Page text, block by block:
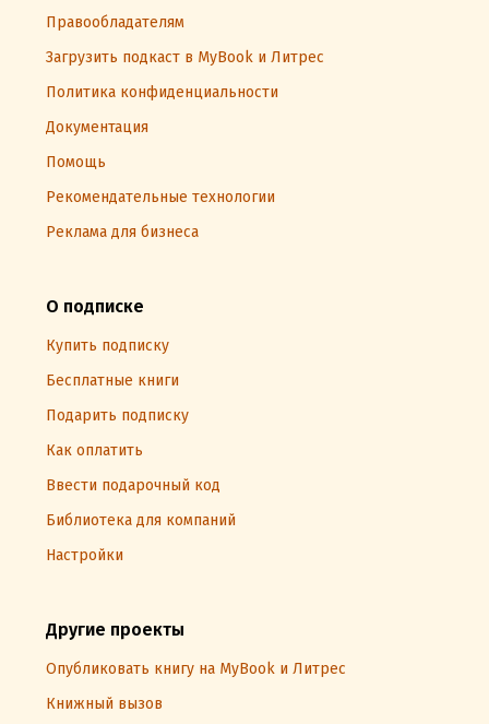
Правообладателям
Загрузить подкаст в MyBook и Литрес
Политика конфиденциальности
Документация
Помощь
Рекомендательные технологии
Реклама для бизнеса
О подписке
Купить подписку
Бесплатные книги
Подарить подписку
Как оплатить
Ввести подарочный код
Библиотека для компаний
Настройки
Другие проекты
Опубликовать книгу на MyBook и Литрес
Книжный вызов